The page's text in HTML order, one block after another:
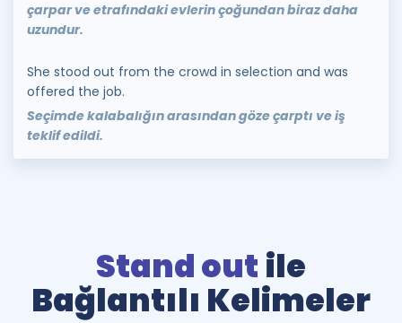
çarpar ve etrafındaki evlerin çoğundan biraz daha
uzundur.
She stood out from the crowd in selection and was
offered the job.
Seçimde kalabalığın arasından göze çarptı ve iş
teklif edildi.
Stand out ile
Bağlantılı Kelimeler